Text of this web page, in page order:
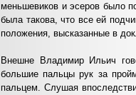
меньшевиков и эсеров было
была такова, что все ей
положения, высказанные в
Внешне Владимир Ильич
большие пальцы рук за
пальцем. Слушая